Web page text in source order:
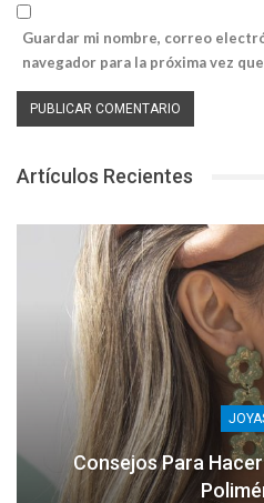
Guardar mi nombre, correo
navegador para la próxima vez
Artículos Recientes
Consejos Para